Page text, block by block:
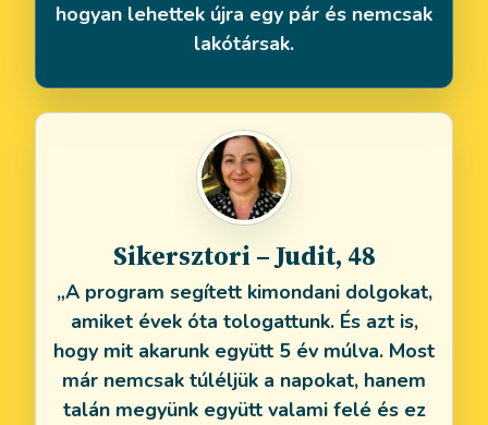
hogyan lehettek újra egy pár és nemcsak
lakótársak.
Sikersztori – Judit, 48
„A program segített kimondani dolgokat,
amiket évek óta tologattunk. És azt is,
hogy mit akarunk együtt 5 év múlva. Most
már nemcsak túléljük a napokat, hanem
talán megyünk együtt valami felé és ez